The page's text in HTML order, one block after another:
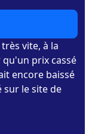
vite, à la
qu'un prix cassé
encore baissé
sur le site de